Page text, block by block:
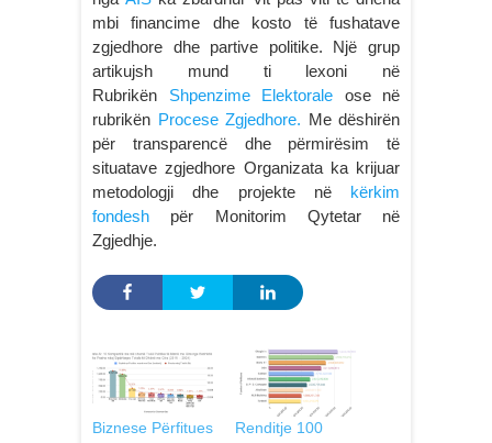
mbi financime dhe kosto të fushatave
zgjedhore dhe partive politike. Një grup
artikujsh mund ti lexoni në
Rubrikën Shpenzime Elektorale ose në
rubrikën Procese Zgjedhore. Me dëshirën
për transparencë dhe përmirësim të
situatave zgjedhore Organizata ka krijuar
metodologji dhe projekte në kërkim
fondesh për Monitorim Qytetar në
Zgjedhje.
Biznese Përfitues
Renditje 100